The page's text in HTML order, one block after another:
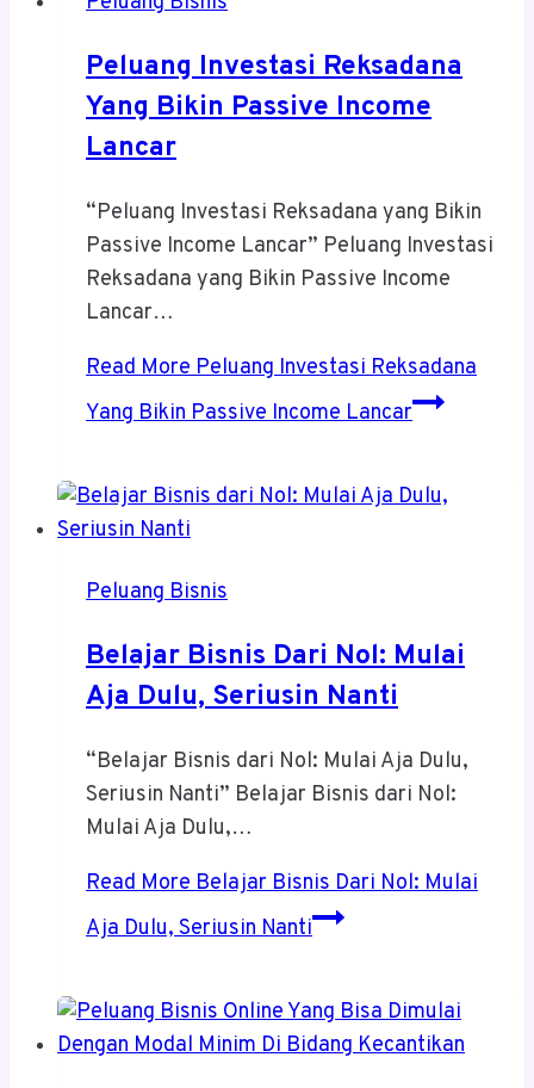
Peluang Investasi Reksadana
Yang Bikin Passive Income
Lancar
“Peluang Investasi Reksadana yang Bikin
Passive Income Lancar” Peluang Investasi
Reksadana yang Bikin Passive Income
Lancar…
Read MorePeluang Investasi Reksadana
Yang Bikin Passive Income Lancar
Peluang Bisnis
Belajar Bisnis Dari Nol: Mulai
Aja Dulu, Seriusin Nanti
“Belajar Bisnis dari Nol: Mulai Aja Dulu,
Seriusin Nanti” Belajar Bisnis dari Nol:
Mulai Aja Dulu,…
Read MoreBelajar Bisnis Dari Nol: Mulai
Aja Dulu, Seriusin Nanti